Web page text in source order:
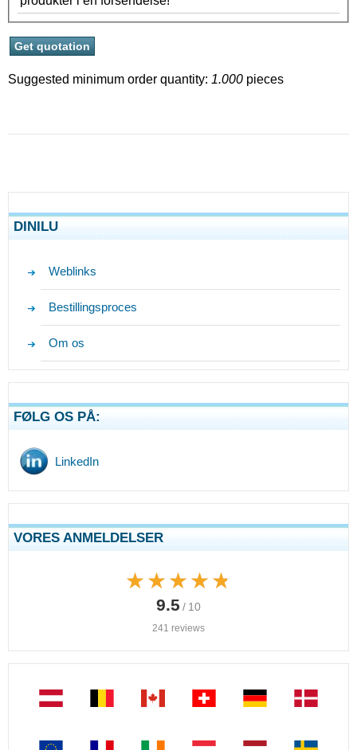
Suggested minimum order quantity: 1.000 pieces
DINILU
Weblinks
Bestillingsproces
Om os
FØLG OS PÅ:
LinkedIn
VORES ANMELDELSER
★★★★★
★★★★★
9.5 / 10
241 reviews